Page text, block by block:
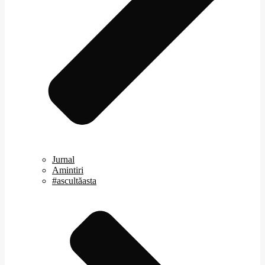
Jurnal
Amintiri
#ascultăasta